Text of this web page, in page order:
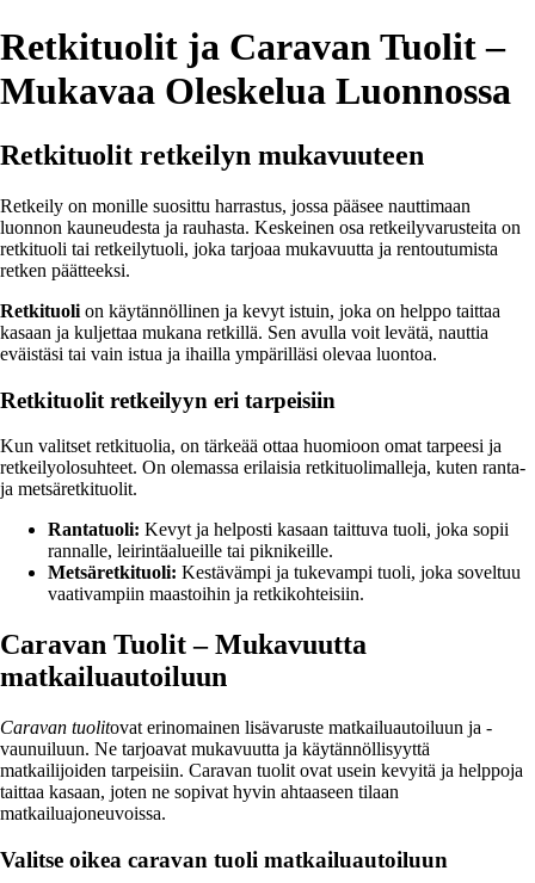
Retkituolit ja Caravan Tuolit –
Mukavaa Oleskelua Luonnossa
Retkituolit retkeilyn mukavuuteen
Retkeily on monille suosittu harrastus, jossa pääsee nauttimaan
luonnon kauneudesta ja rauhasta. Keskeinen osa retkeilyvarusteita on
retkituoli tai retkeilytuoli, joka tarjoaa mukavuutta ja rentoutumista
retken päätteeksi.
Retkituoli on käytännöllinen ja kevyt istuin, joka on helppo taittaa
kasaan ja kuljettaa mukana retkillä. Sen avulla voit levätä, nauttia
eväistäsi tai vain istua ja ihailla ympärilläsi olevaa luontoa.
Retkituolit retkeilyyn eri tarpeisiin
Kun valitset retkituolia, on tärkeää ottaa huomioon omat tarpeesi ja
retkeilyolosuhteet. On olemassa erilaisia retkituolimalleja, kuten ranta-
ja metsäretkituolit.
Rantatuoli: Kevyt ja helposti kasaan taittuva tuoli, joka sopii
rannalle, leirintäalueille tai piknikeille.
Metsäretkituoli: Kestävämpi ja tukevampi tuoli, joka soveltuu
vaativampiin maastoihin ja retkikohteisiin.
Caravan Tuolit – Mukavuutta
matkailuautoiluun
Caravan tuolitovat erinomainen lisävaruste matkailuautoiluun ja -
vaunuiluun. Ne tarjoavat mukavuutta ja käytännöllisyyttä
matkailijoiden tarpeisiin. Caravan tuolit ovat usein kevyitä ja helppoja
taittaa kasaan, joten ne sopivat hyvin ahtaaseen tilaan
matkailuajoneuvoissa.
Valitse oikea caravan tuoli matkailuautoiluun